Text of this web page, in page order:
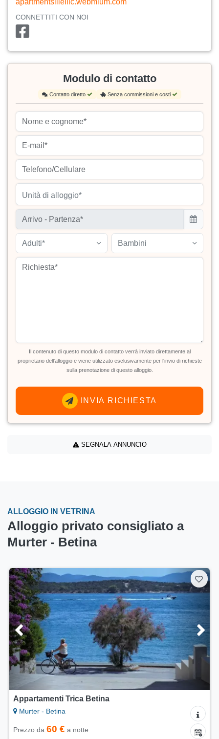
CONNETTITI CON NOI
Modulo di contatto
Contatto diretto Senza commissioni e costi
Unità di alloggio*
Adulti* Bambini
Il contenuto di questo modulo di contatto verrà inviato direttamente al
proprietario dell'alloggio e viene utilizzato esclusivamente per l'invio di richieste
sulla prenotazione di questo alloggio.
INVIA RICHIESTA
SEGNALA ANNUNCIO
ALLOGGIO IN VETRINA
Alloggio privato consigliato a
Murter - Betina
Appartamenti Hiža&Vila
Murter - Betina
Prezzo da 85 € a notte